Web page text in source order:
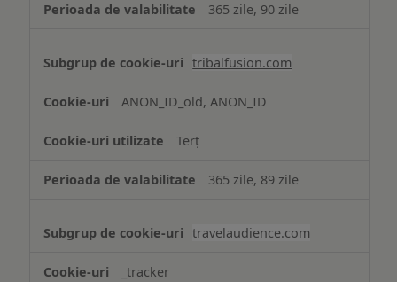
365 zile, 90 zile
tribalfusion.com
ANON_ID_old, ANON_ID
Terț
365 zile, 89 zile
travelaudience.com
_tracker